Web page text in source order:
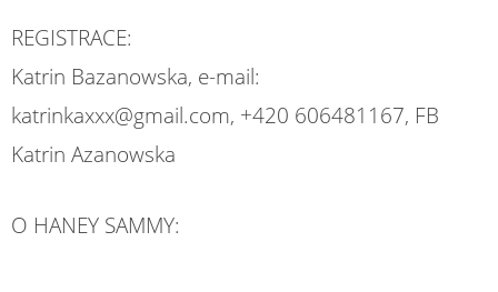
REGISTRACE:
Katrin Bazanowska, e-mail:
katrinkaxxx@gmail.com, +420 606481167, FB
Katrin Azanowska
O HANEY SAMMY: